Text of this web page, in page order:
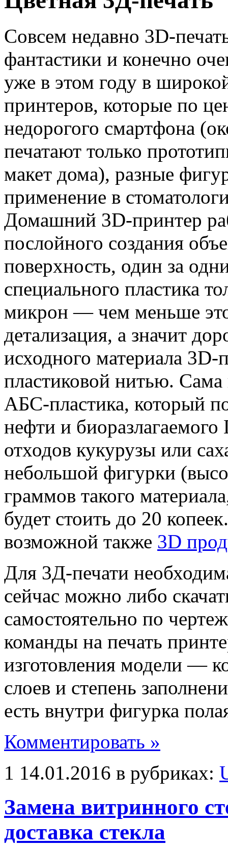
Совсем недавно 3D-
фантастики и конечно
уже в этом году в
принтеров, которые по
недорогого смартфона
печатают только
макет дома), разные
применение в
Домашний 3D-принтер
послойного создания
поверхность, один за
специального пластика
микрон — чем меньше это
детализация, а значит
исходного материала 3D-
пластиковой нитью. Сама
АБС-пластика, который
нефти и
отходов кукурузы или
небольшой фигурки
граммов такого
будет стоить до 20
возможной также 3D
Для 3Д-печати
сейчас можно либо
самостоятельно по
команды на печать
изготовления модели —
слоев и степень
есть внутри фигурка
Комментировать »
1 14.01.2016 в рубриках:
Замена витринного
доставка стекла